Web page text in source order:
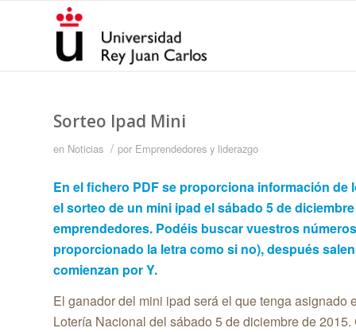
Sorteo Ipad Mini
en Noticias / por Emprendedores y liderazgo
En el fichero PDF se proporciona información
el sorteo de un mini ipad elsábado 5 de
emprendedores. Podéis buscar vuestros
proporcionado la letra como si no), después
comienzan por Y.
El ganador del mini ipad será el que tenga asignado
Lotería Nacional del sábado 5 de diciembre de 2015.